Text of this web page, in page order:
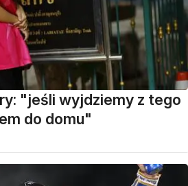
"jeśli wyjdziemy z tego
do domu"